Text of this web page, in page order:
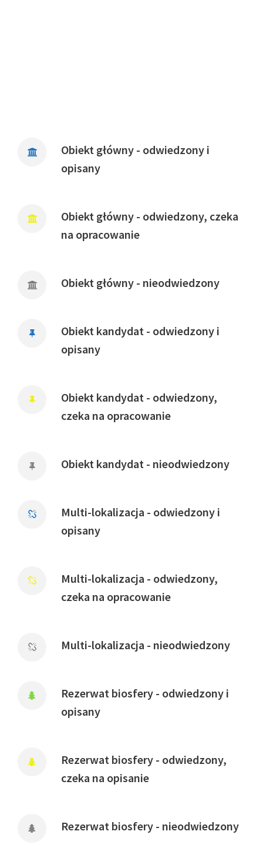
Obiekt główny - odwiedzony i
opisany
Obiekt główny - odwiedzony, czeka
na opracowanie
Obiekt główny - nieodwiedzony
Obiekt kandydat - odwiedzony i
opisany
Obiekt kandydat - odwiedzony,
czeka na opracowanie
Obiekt kandydat - nieodwiedzony
Multi-lokalizacja - odwiedzony i
opisany
Multi-lokalizacja - odwiedzony,
czeka na opracowanie
Multi-lokalizacja - nieodwiedzony
Rezerwat biosfery - odwiedzony i
opisany
Rezerwat biosfery - odwiedzony,
czeka na opisanie
Rezerwat biosfery - nieodwiedzony